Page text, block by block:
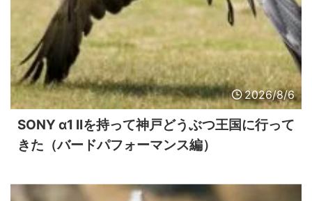
2026/8/6
SONY α1 IIを持って神戸どうぶつ王国に行って
きた（バードパフォーマンス編）